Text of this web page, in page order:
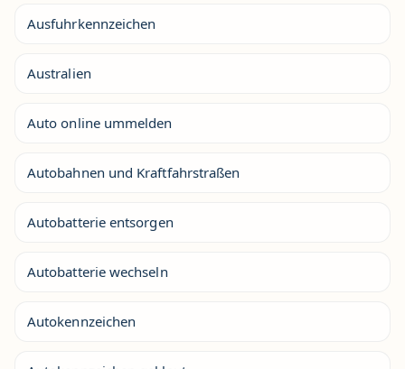
Ausfuhrkennzeichen
Australien
Auto online ummelden
Autobahnen und Kraftfahrstraßen
Autobatterie entsorgen
Autobatterie wechseln
Autokennzeichen